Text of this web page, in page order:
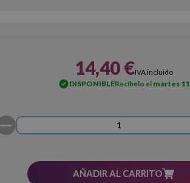
14,40 €IVA incluido
DISPONIBLERecíbelo el martes 11
AÑADIR AL CARRITO